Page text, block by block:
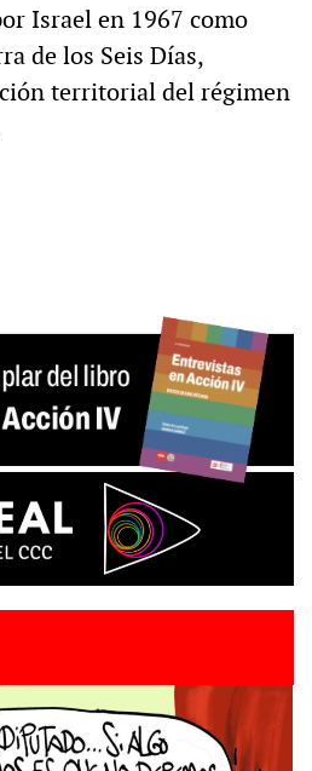
Israel en 1967 como
de los Seis Días,
territorial del régimen